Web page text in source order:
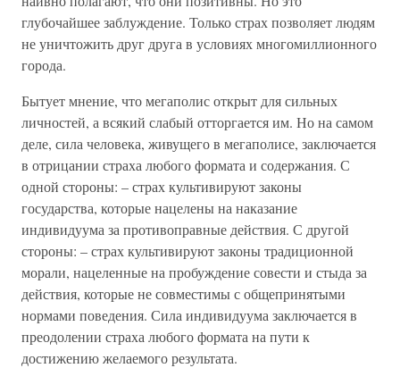
глубочайшее заблуждение. Только страх позволяет людям
не уничтожить друг друга в условиях многомиллионного
города.
Бытует мнение, что мегаполис открыт для сильных
личностей, а всякий слабый отторгается им. Но на самом
деле, сила человека, живущего в мегаполисе, заключается
в отрицании страха любого формата и содержания. С
одной стороны: – страх культивируют законы
государства, которые нацелены на наказание
индивидуума за противоправные действия. С другой
стороны: – страх культивируют законы традиционной
морали, нацеленные на пробуждение совести и стыда за
действия, которые не совместимы с общепринятыми
нормами поведения. Сила индивидуума заключается в
преодолении страха любого формата на пути к
достижению желаемого результата.